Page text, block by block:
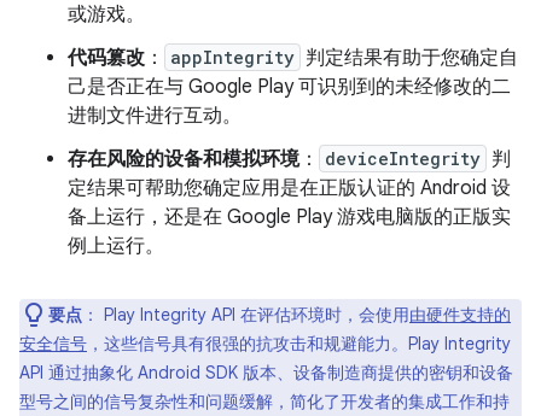
或游戏。
代码篡改 ： appIntegrity 判定结果有助于您确定自
己是否正在与 Google Play 可识别到的未经修改的二
进制文件进行互动。
存在风险的设备和模拟环境： deviceIntegrity 判
定结果可帮助您确定应用是在正版认证的 Android 设
备上运行，还是在 Google Play 游戏电脑版的正版实
例上运行。
要点 ： Play Integrity API 在评估环境时，会使用由硬件支持的
安全信号 ，这些信号具有很强的抗攻击和规避能力。Play Integrity
API 通过抽象化 Android SDK 版本、设备制造商提供的密钥和设备
型号之间的信号复杂性和问题缓解，简化了开发者的集成工作和持